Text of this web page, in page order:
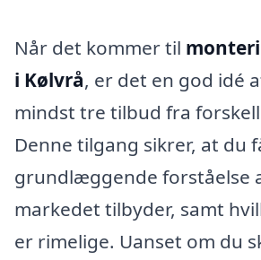
Når det kommer til
i Kølvrå, er det en god idé
mindst tre tilbud fra
Denne tilgang sikrer, at du
grundlæggende forståelse
markedet tilbyder, samt
er rimelige. Uanset om du